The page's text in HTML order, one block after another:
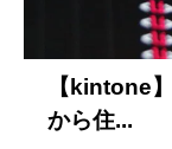
【kintone
から住...